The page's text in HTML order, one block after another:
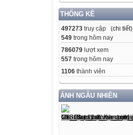
THỐNG KÊ
497273 truy cập (chi tiết)
549 trong hôm nay
786079 lượt xem
557 trong hôm nay
1106 thành viên
ẢNH NGẪU NHIÊN